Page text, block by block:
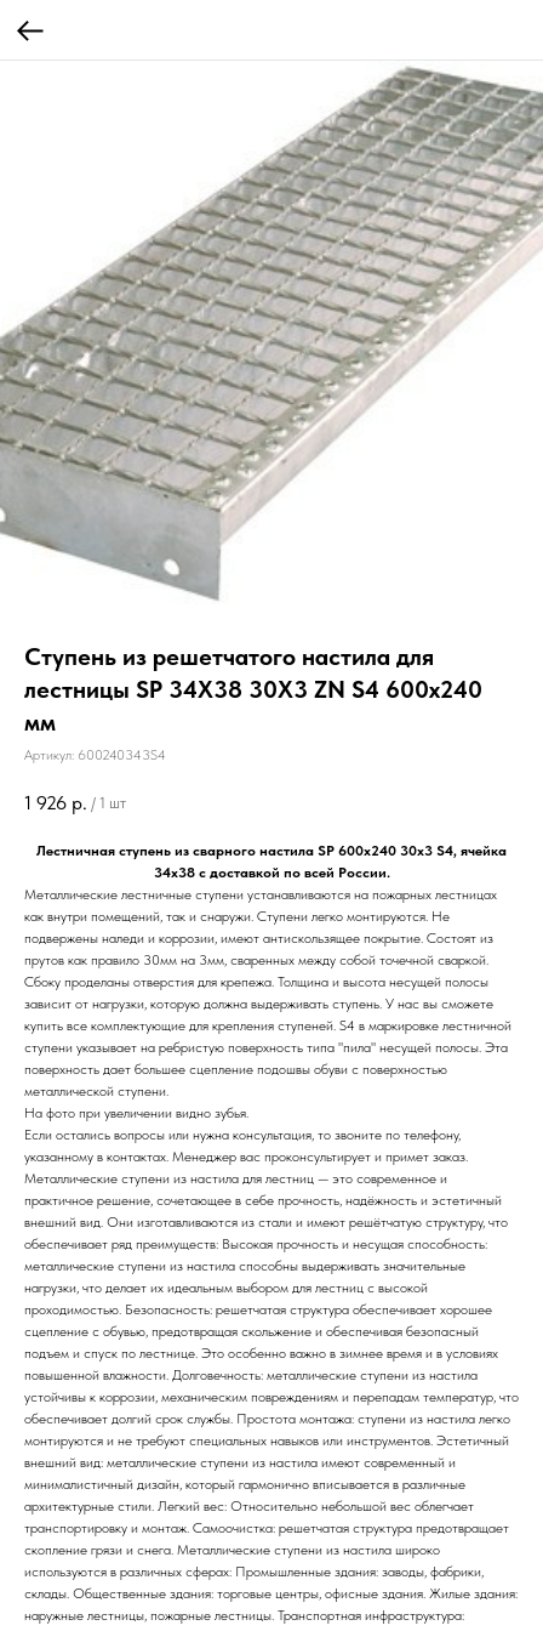
Ступень из решетчатого настила для
лестницы SP 34Х38 30Х3 ZN S4 600х240
мм
Артикул: 600240343S4
1 926 р. / 1 шт
Лестничная ступень из сварного настила SP 600х240 30х3 S4, ячейка
34х38 с доставкой по всей России.
Металлические лестничные ступени устанавливаются на пожарных лестницах
как внутри помещений, так и снаружи. Ступени легко монтируются. Не
подвержены наледи и коррозии, имеют антискользящее покрытие. Состоят из
прутов как правило 30мм на 3мм, сваренных между собой точечной сваркой.
Сбоку проделаны отверстия для крепежа. Толщина и высота несущей полосы
зависит от нагрузки, которую должна выдерживать ступень. У нас вы сможете
купить все комплектующие для крепления ступеней. S4 в маркировке лестничной
ступени указывает на ребристую поверхность типа "пила" несущей полосы. Эта
поверхность дает большее сцепление подошвы обуви с поверхностью
металлической ступени.
На фото при увеличении видно зубья.
Если остались вопросы или нужна консультация, то звоните по телефону,
указанному в контактах. Менеджер вас проконсультирует и примет заказ.
Металлические ступени из настила для лестниц — это современное и
практичное решение, сочетающее в себе прочность, надёжность и эстетичный
внешний вид. Они изготавливаются из стали и имеют решётчатую структуру, что
обеспечивает ряд преимуществ: Высокая прочность и несущая способность:
металлические ступени из настила способны выдерживать значительные
нагрузки, что делает их идеальным выбором для лестниц с высокой
проходимостью. Безопасность: решетчатая структура обеспечивает хорошее
сцепление с обувью, предотвращая скольжение и обеспечивая безопасный
подъем и спуск по лестнице. Это особенно важно в зимнее время и в условиях
повышенной влажности. Долговечность: металлические ступени из настила
устойчивы к коррозии, механическим повреждениям и перепадам температур, что
обеспечивает долгий срок службы. Простота монтажа: ступени из настила легко
монтируются и не требуют специальных навыков или инструментов. Эстетичный
внешний вид: металлические ступени из настила имеют современный и
минималистичный дизайн, который гармонично вписывается в различные
архитектурные стили. Легкий вес: Относительно небольшой вес облегчает
транспортировку и монтаж. Самоочистка: решетчатая структура предотвращает
скопление грязи и снега. Металлические ступени из настила широко
используются в различных сферах: Промышленные здания: заводы, фабрики,
склады. Общественные здания: торговые центры, офисные здания. Жилые здания:
наружные лестницы, пожарные лестницы. Транспортная инфраструктура: